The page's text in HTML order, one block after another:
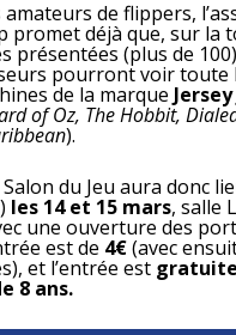
amateurs de flippers,
promet déjà que, sur la
présentées (plus de
pourront voir toute
de la marque
of Oz, The Hobbit,
).
du Jeu aura donc
les 14 et 15 mars, salle
une ouverture des
est de 4€(avec
et l’entrée est
8 ans.